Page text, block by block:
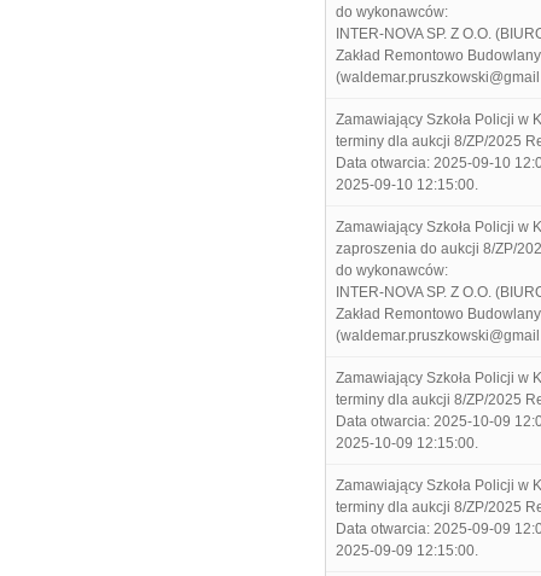
do wykonawców:
INTER-NOVA SP. Z O.O.
Zakład Remontowo Budowlany
Zamawiający Szkoła Policji w
terminy dla aukcji 8/ZP/2025
Data otwarcia: 2025-09-10
2025-09-10 12:15:00.
Zamawiający Szkoła Policji w
zaproszenia do aukcji 8/ZP/
do wykonawców:
INTER-NOVA SP. Z O.O.
Zakład Remontowo Budowlany
Zamawiający Szkoła Policji w
terminy dla aukcji 8/ZP/2025
Data otwarcia: 2025-10-09
2025-10-09 12:15:00.
Zamawiający Szkoła Policji w
terminy dla aukcji 8/ZP/2025
Data otwarcia: 2025-09-09
2025-09-09 12:15:00.